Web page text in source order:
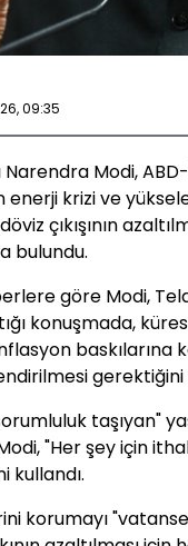
09:35
Narendra Modi,
krizi ve
çıkışının
bulundu.
göre Modi,
konuşmada,
baskılarına
taşıyan"
"Her şey için
kullandı.
korumayı